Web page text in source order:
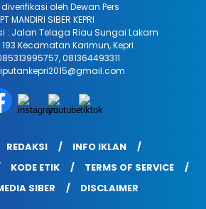
oleh Dewan Pers
PT MANDIRI SIBER KEPRI
: Jalan Telaga Riau Sungai Lakam
193 Kecamatan Karimun, Kepri
081364493311
REDAKSI
INFO IKLAN
KODE ETIK
TERMS OF SERVICE
SIBER
DISCLAIMER